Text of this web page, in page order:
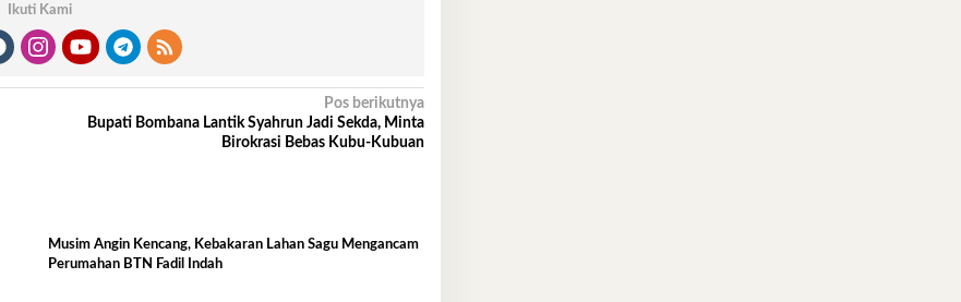
Ikuti Kami
Pos berikutnya
Bupati Bombana Lantik Syahrun Jadi Sekda, Minta
Birokrasi Bebas Kubu-Kubuan
Musim Angin Kencang, Kebakaran Lahan Sagu Mengancam
Perumahan BTN Fadil Indah